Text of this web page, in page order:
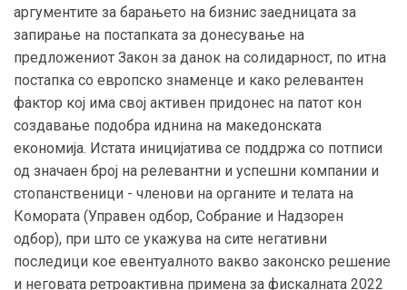
аргументите за барањето на бизнис заедницата за
запирање на постапката за донесување на
предложениот Закон за данок на солидарност, по итна
постапка со европско знаменце и како релевантен
фактор кој има свој активен придонес на патот кон
создавање подобра иднина на македонската
економија. Истата иницијатива се поддржа со потписи
од значаен број на релевантни и успешни компании и
стопанственици - членови на органите и телата на
Комората (Управен одбор, Собрание и Надзорен
одбор), при што се укажува на сите негативни
последици кое евентуалното вакво законско решение
и неговата ретроактивна примена за фискалната 2022